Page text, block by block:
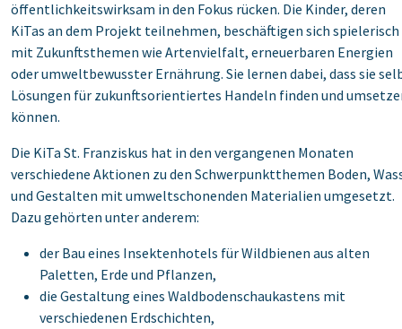
‎öffentlichkeitswirksam in den Fokus rücken. Die Kinder, deren
KiTas an dem Projekt teilnehmen, ‎beschäftigen sich spielerisch
mit Zukunftsthemen wie Artenvielfalt, erneuerbaren Energien
oder ‎umweltbewusster Ernährung. Sie lernen dabei, dass sie
Lösungen für zukunftsorientiertes ‎Handeln finden und
können. ‎
Die KiTa St. Franziskus hat in den vergangenen Monaten
verschiedene Aktionen zu den ‎Schwerpunktthemen Boden,
und Gestalten mit umweltschonenden Materialien ‎umgesetzt.
Dazu gehörten unter anderem:‎
der Bau eines Insektenhotels für Wildbienen aus alten
Paletten, Erde und Pflanzen,‎
die Gestaltung eines Waldbodenschaukastens mit
verschiedenen Erdschichten,‎